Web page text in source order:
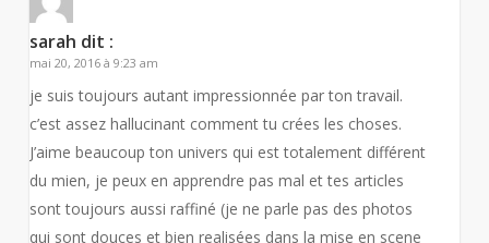
sarah dit :
mai 20, 2016 à 9:23 am
je suis toujours autant impressionnée par ton travail.
c’est assez hallucinant comment tu crées les choses.
J’aime beaucoup ton univers qui est totalement différent
du mien, je peux en apprendre pas mal et tes articles
sont toujours aussi raffiné (je ne parle pas des photos
qui sont douces et bien realisées dans la mise en scene